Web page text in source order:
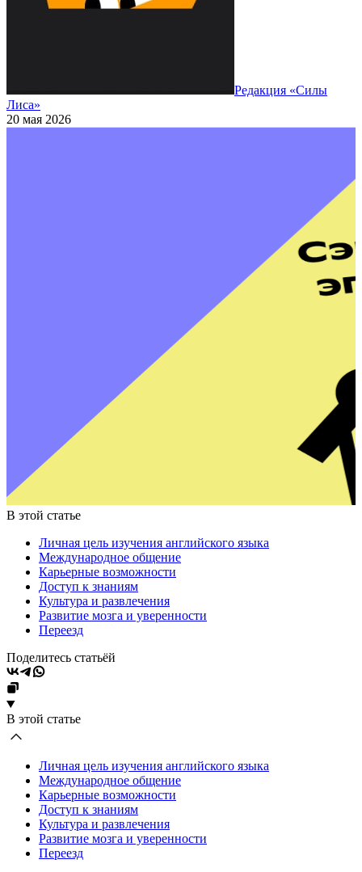
Редакция «Силы
Лиса»
20 мая 2026
В этой статье
Личная цель изучения английского языка
Международное общение
Карьерные возможности
Доступ к знаниям
Культура и развлечения
Развитие мозга и уверенности
Переезд
Поделитесь статьёй
В этой статье
Личная цель изучения английского языка
Международное общение
Карьерные возможности
Доступ к знаниям
Культура и развлечения
Развитие мозга и уверенности
Переезд